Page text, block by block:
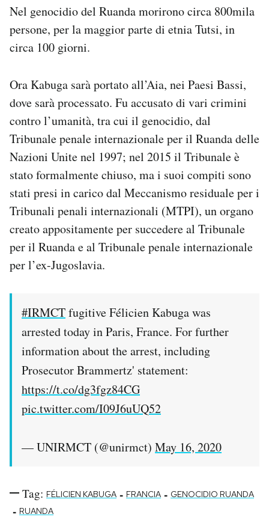
Nel genocidio del Ruanda morirono circa 800mila
persone, per la maggior parte di etnia Tutsi, in
circa 100 giorni.
Ora Kabuga sarà portato all’Aia, nei Paesi Bassi,
dove sarà processato. Fu accusato di vari crimini
contro l’umanità, tra cui il genocidio, dal
Tribunale penale internazionale per il Ruanda delle
Nazioni Unite nel 1997; nel 2015 il Tribunale è
stato formalmente chiuso, ma i suoi compiti sono
stati presi in carico dal Meccanismo residuale per i
Tribunali penali internazionali (MTPI), un organo
creato appositamente per succedere al Tribunale
per il Ruanda e al Tribunale penale internazionale
per l’ex-Jugoslavia.
#IRMCTfugitive Félicien Kabuga was
arrested today in Paris, France. For further
information about the arrest, including
Prosecutor Brammertz' statement:
https://t.co/dg3fgz84CG
pic.twitter.com/I09J6uUQ52
— UNIRMCT (@unirmct) May 16, 2020
Tag: FÉLICIEN KABUGA - FRANCIA - GENOCIDIO RUANDA
- RUANDA